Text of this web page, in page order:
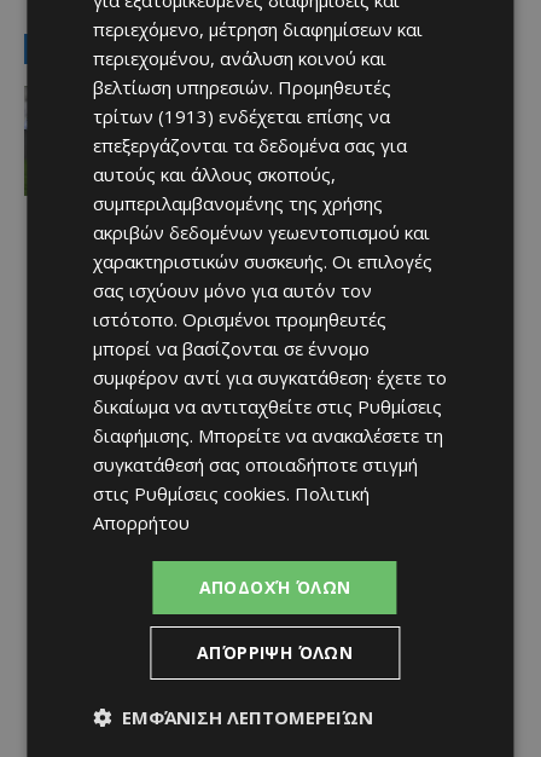
LATEST NEWS
Αθλητικά - Επικαιρότητα
Παραμένει ο Ενρίκες – Παίρνει και
Χάιρο
06/08/2026
περιεχόμενο, μέτρηση διαφημίσεων και
περιεχομένου, ανάλυση κοινού και
βελτίωση υπηρεσιών. Προμηθευτές
τρίτων (1913) ενδέχεται επίσης να
επεξεργάζονται τα δεδομένα σας για
αυτούς και άλλους σκοπούς,
συμπεριλαμβανομένης της χρήσης
ακριβών δεδομένων γεωεντοπισμού και
χαρακτηριστικών συσκευής. Οι επιλογές
σας ισχύουν μόνο για αυτόν τον
ιστότοπο. Ορισμένοι προμηθευτές
μπορεί να βασίζονται σε έννομο
συμφέρον αντί για συγκατάθεση· έχετε το
δικαίωμα να αντιταχθείτε στις Ρυθμίσεις
διαφήμισης. Μπορείτε να ανακαλέσετε τη
συγκατάθεσή σας οποιαδήποτε στιγμή
στις Ρυθμίσεις cookies. Πολιτική
Απορρήτου
ΑΠΟΔΟΧΉ ΌΛΩΝ
ΑΠΌΡΡΙΨΗ ΌΛΩΝ
ΕΜΦΆΝΙΣΗ ΛΕΠΤΟΜΕΡΕΙΏΝ